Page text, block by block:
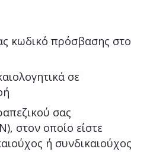
κωδικό πρόσβασης στο
σε
σας
στον οποίο είστε
ή συνδικαιούχος